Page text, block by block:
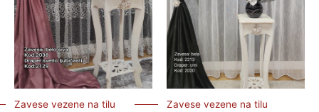
Zavese vezene na tilu Zavese vezene na tilu